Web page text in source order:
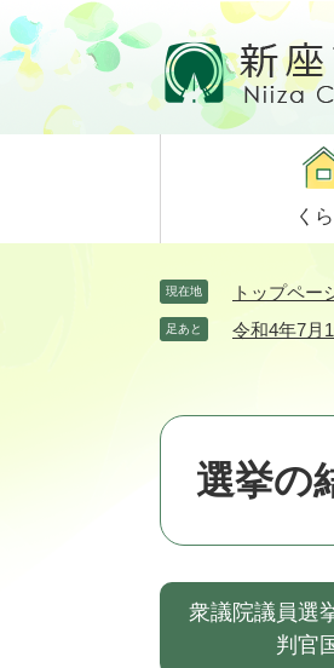
ペ
ー
ジ
メ
ニ
ュ
て
く
現在地 トップペー
足あと 令和4年7月
選挙の
衆議院議員選
判官